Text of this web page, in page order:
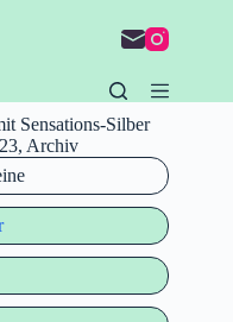
Sensations-Silber
, Archiv